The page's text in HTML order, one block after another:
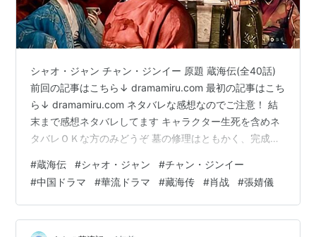
シャオ・ジャン チャン・ジンイー 原題 蔵海伝(全40話)
前回の記事はこちら↓ dramamiru.com 最初の記事はこち
ら↓ dramamiru.com ネタバレな感想なのでご注意！ 結
末まで感想ネタバレしてます キャラクター生死を含めネ
タバレＯＫな方のみどうぞ 墓の修理はともかく、完成し
る褚懐明←三人の中でもコイツをどーにかできませんか
ね。 特に根性が悪い気がするのですが…… この人は「星
漢燦爛」で不疑の最大の仇→義叔父(義父)を演じてた人で
すね。 ここで蔵海は懐かしい人に出会うのですけど、こ
#蔵海伝 #シャオ・ジャン #チャン・ジンイー
#中国ドラマ #華流ドラマ #藏海传 #肖战 #張婧儀